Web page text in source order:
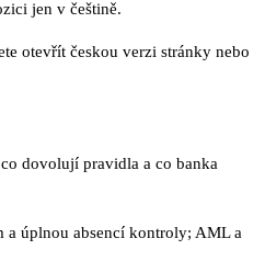
jen v češtině.
otevřít českou verzi stránky nebo
dovolují pravidla a co banka
a úplnou absencí kontroly; AML a